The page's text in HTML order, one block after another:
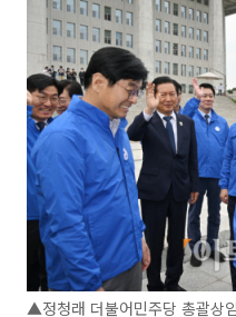
▲정청래 더불어민주당 총괄상